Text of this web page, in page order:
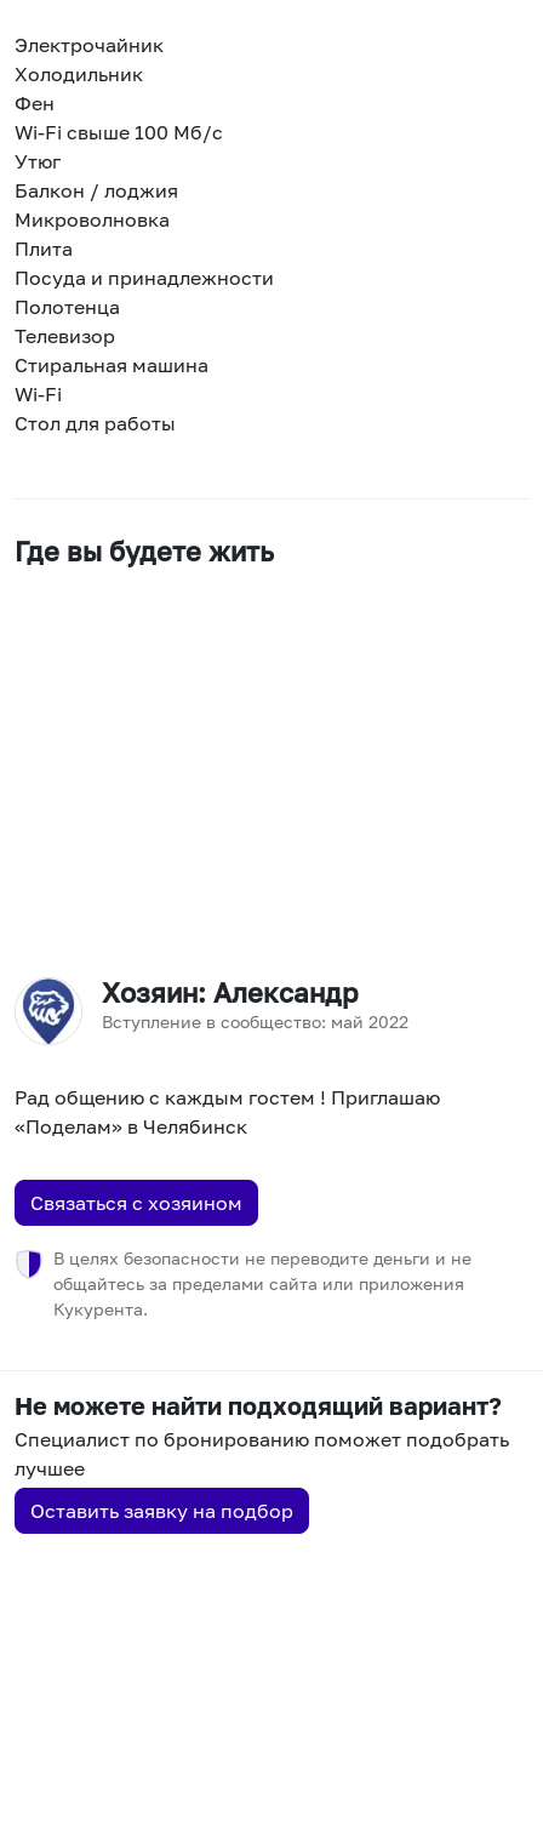
Электрочайник
Холодильник
Фен
Wi-Fi свыше 100 Мб/с
Утюг
Балкон / лоджия
Микроволновка
Плита
Посуда и принадлежности
Полотенца
Телевизор
Стиральная машина
Wi-Fi
Стол для работы
Где вы будете жить
Хозяин: Александр
Вступление в сообщество: май 2022
Рад общению с каждым гостем ! Приглашаю
«Поделам» в Челябинск
Связаться с хозяином
В целях безопасности не переводите деньги и не
общайтесь за пределами сайта или приложения
Кукурента.
Не можете найти подходящий вариант?
Специалист по бронированию поможет подобрать
лучшее
Оставить заявку на подбор